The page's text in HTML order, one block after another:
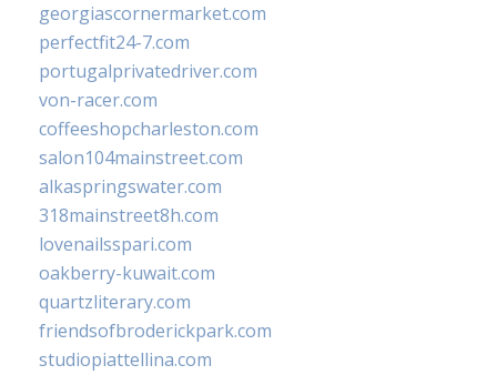
georgiascornermarket.com
perfectfit24-7.com
portugalprivatedriver.com
von-racer.com
coffeeshopcharleston.com
salon104mainstreet.com
alkaspringswater.com
318mainstreet8h.com
lovenailsspari.com
oakberry-kuwait.com
quartzliterary.com
friendsofbroderickpark.com
studiopiattellina.com